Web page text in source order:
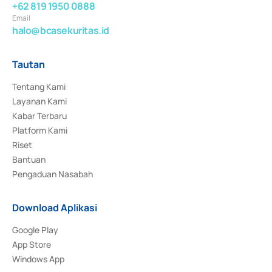
+62 819 1950 0888
Email
halo@bcasekuritas.id
Tautan
Tentang Kami
Layanan Kami
Kabar Terbaru
Platform Kami
Riset
Bantuan
Pengaduan Nasabah
Download Aplikasi
Google Play
App Store
Windows App